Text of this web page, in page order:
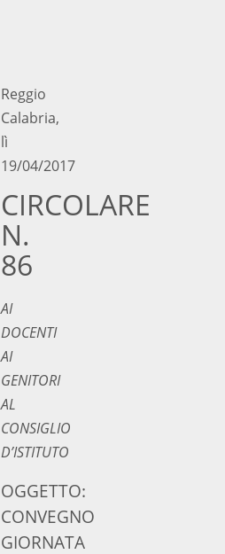
Reggio
Calabria,
lì
19/04/2017
CIRCOLARE
N.
86
AI
DOCENTI
AI
GENITORI
AL
CONSIGLIO
D’ISTITUTO
OGGETTO:
CONVEGNO
GIORNATA